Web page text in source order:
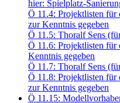
hier: Spielplatz-
Ö 11.4: Projektlisten
zur Kenntnis gegeben
Ö 11.5: Thoralf Sens
Ö 11.6: Projektlisten
Kenntnis gegeben
Ö 11.7: Thoralf Sens
Ö 11.8: Projektlisten
zur Kenntnis gegeben
Ö 11.15: